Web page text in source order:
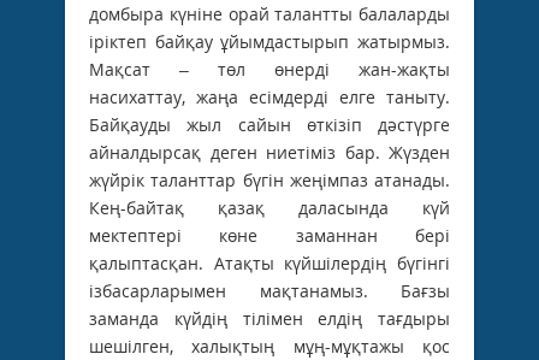
домбыра күніне орай талантты балаларды
іріктеп байқау ұйымдастырып жатырмыз.
Мақсат – төл өнерді жан-жақты
насихаттау, жаңа есімдерді елге таныту.
Байқауды жыл сайын өткізіп дәстүрге
айналдырсақ деген ниетіміз бар. Жүзден
жүйрік таланттар бүгін жеңімпаз атанады.
Кең-байтақ қазақ даласында күй
мектептері көне заманнан бері
қалыптасқан. Атақты күйшілердің бүгінгі
ізбасарларымен мақтанамыз. Бағзы
заманда күйдің тілімен елдің тағдыры
шешілген, халықтың мұң-мұқтажы қос